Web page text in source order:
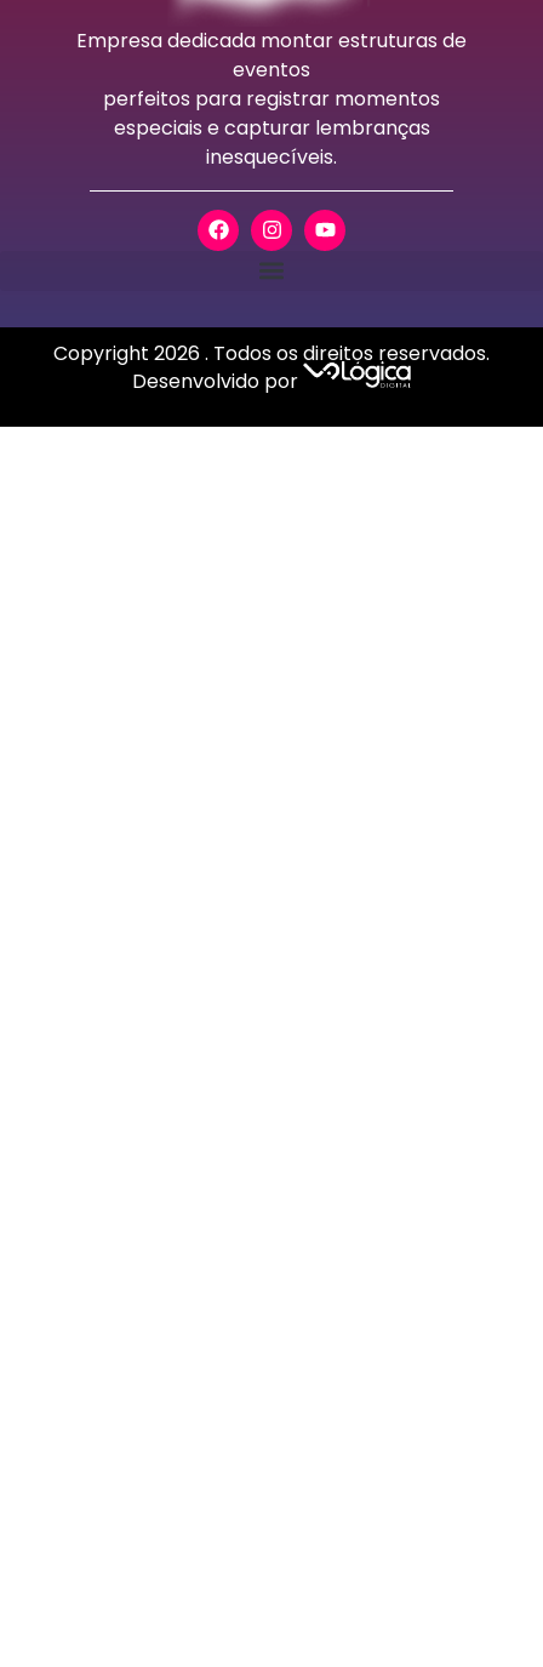
Empresa dedicada montar estruturas de
eventos
perfeitos para registrar momentos
especiais e capturar lembranças
inesquecíveis.
Copyright 2026. Todos os direitos reservados.
Desenvolvido por